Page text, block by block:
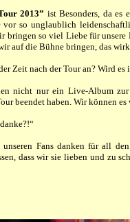
2013” ist Besonders, da es
vor so unglaublich
bringen so viel Liebe für
auf die Bühne bringen, das
Zeit nach der Tour an? Wird
nicht nur ein Live-Album
beendet haben. Wir können
unseren Fans danken für all
dass wir sie lieben und zu